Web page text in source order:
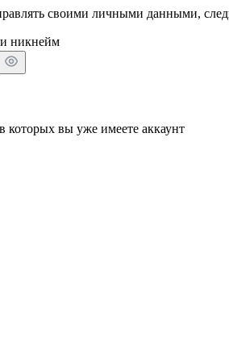
своими личными данными,
никнейм
которых вы уже имеете аккаунт